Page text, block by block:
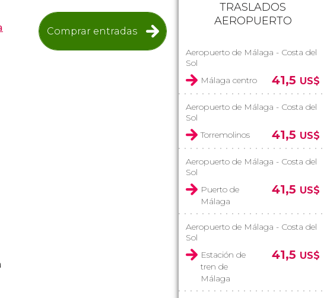
Comprar entradas
TRASLADOS
AEROPUERTO
Aeropuerto de Málaga - Costa del
Sol
Málaga centro
41,5 US$
Aeropuerto de Málaga - Costa del
Sol
Torremolinos
41,5 US$
Aeropuerto de Málaga - Costa del
Sol
Puerto de
Málaga
41,5 US$
Aeropuerto de Málaga - Costa del
Sol
Estación de
tren de
Málaga
41,5 US$